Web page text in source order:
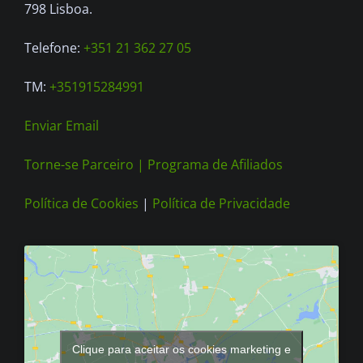
product
798 Lisboa.
Telefone: +351 21 362 27 05
TM: +351915284991
Enviar Email
Torne-se Parceiro | Programa de Afiliados
Política de Cookies | Política de Privacidade
Clique para aceitar os cookies marketing e